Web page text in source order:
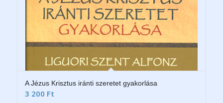
A Jézus Krisztus iránti szeretet gyakorlása
3 200 Ft